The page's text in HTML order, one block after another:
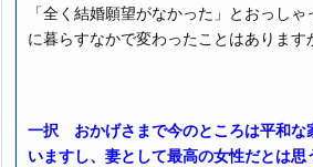
「全く結婚願望がなかった」とおっし
に暮らすなかで変わったことはあります
一択 おかげさまで今のところは平和な
いますし、妻として最高の女性だとは